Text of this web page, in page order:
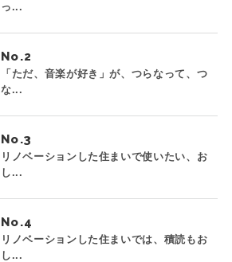
っ...
No.
「ただ、音楽が好き」が、つらなって、つ
な...
No.
リノベーションした住まいで使いたい、お
し...
No.
リノベーションした住まいでは、積読もお
し...